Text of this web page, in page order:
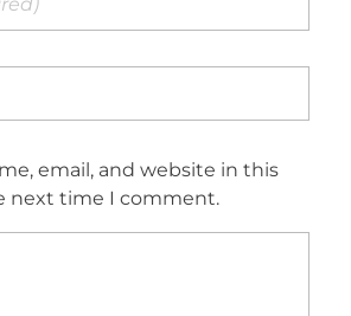
email, and website in this
next time I comment.